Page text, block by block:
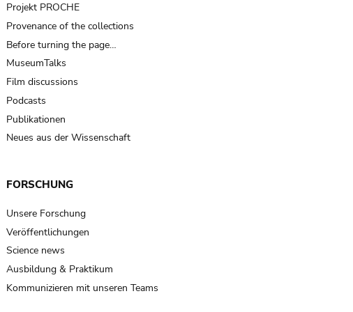
Projekt PROCHE
Provenance of the collections
Before turning the page…
MuseumTalks
Film discussions
Podcasts
Publikationen
Neues aus der Wissenschaft
FORSCHUNG
Unsere Forschung
Veröffentlichungen
Science news
Ausbildung & Praktikum
Kommunizieren mit unseren Teams